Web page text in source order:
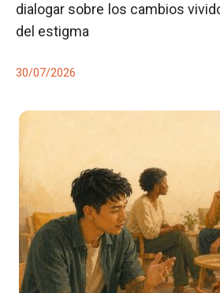
dialogar sobre los cambios
del estigma
30/07/2026